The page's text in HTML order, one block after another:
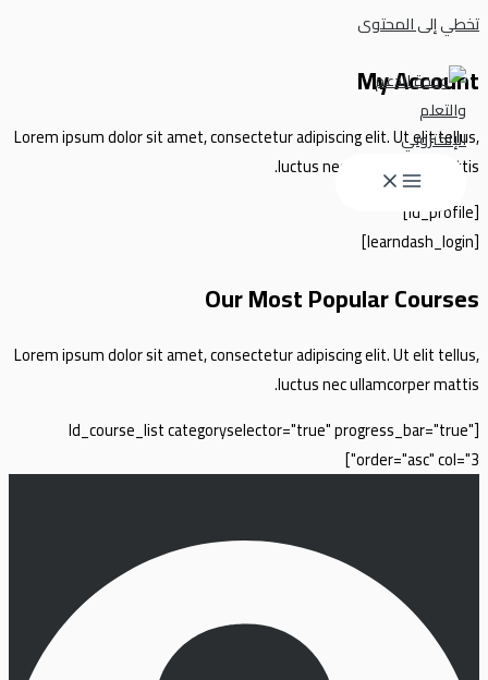
تخطي إلى المحتوى
My Account
Lorem ipsum dolor sit amet, consectetur adipiscing elit. Ut elit tellus,
luctus nec ullamcorper mattis.
[ld_profile]
[learndash_login]
Our Most Popular Courses
Lorem ipsum dolor sit amet, consectetur adipiscing elit. Ut elit tellus,
luctus nec ullamcorper mattis.
[ld_course_list categoryselector="true" progress_bar="true"
order="asc" col="3"]